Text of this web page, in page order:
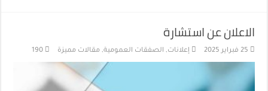
الاعلان عن استشارة
25 فبراير 2025 إعلانات, الصفقات العمومية, مقالات مميزة 190